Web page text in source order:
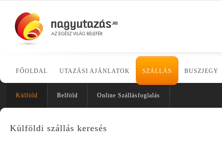
FŐOLDAL UTAZÁSI AJÁNLATOK SZÁLLÁS BUSZJEGY
Külföld Belföld Online Szállásfoglalás
Külföldi szállás keresés